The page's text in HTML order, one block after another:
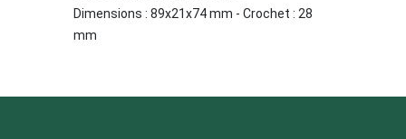
Dimensions : 89x21x74 mm - Crochet : 28
mm